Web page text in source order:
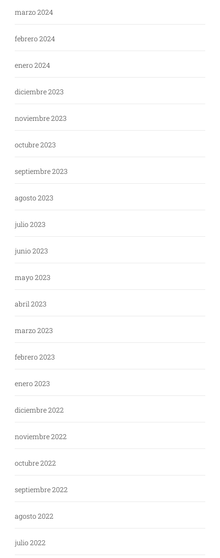
marzo 2024
febrero 2024
enero 2024
diciembre 2023
noviembre 2023
octubre 2023
septiembre 2023
agosto 2023
julio 2023
junio 2023
mayo 2023
abril 2023
marzo 2023
febrero 2023
enero 2023
diciembre 2022
noviembre 2022
octubre 2022
septiembre 2022
agosto 2022
julio 2022